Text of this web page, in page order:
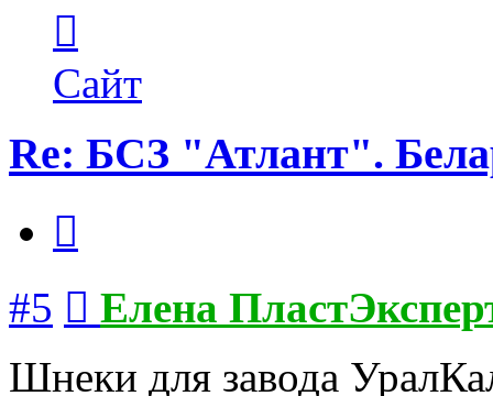
пользователя
Елена
ПластЭксперт
Сайт
Re: БСЗ "Атлант".
#5
Елена
Шнеки для завода